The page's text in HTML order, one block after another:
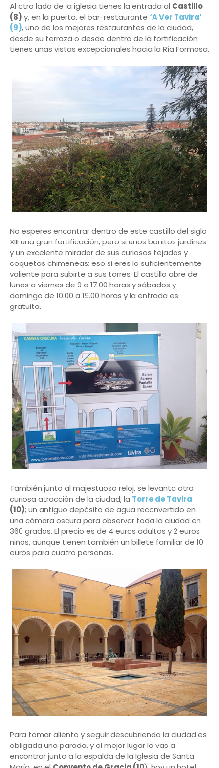
Al otro lado de la iglesia tienes la entrada al Castillo
(8) y, en la puerta, el bar-restaurante ‘A Ver Tavira’
(9), uno de los mejores restaurantes de la ciudad,
desde su terraza o desde dentro de la fortificación
tienes unas vistas excepcionales hacia la Ría Formosa.
No esperes encontrar dentro de este castillo del siglo
XIII una gran fortificación, pero si unos bonitos jardines
y un excelente mirador de sus curiosos tejados y
coquetas chimeneas; eso si eres lo suficientemente
valiente para subirte a sus torres. El castillo abre de
lunes a viernes de 9 a 17.00 horas y sábados y
domingo de 10.00 a 19.00 horas y la entrada es
gratuita.
También junto al majestuoso reloj, se levanta otra
curiosa atracción de la ciudad, la Torre de Tavira
(10); un antiguo depósito de agua reconvertido en
una cámara oscura para observar toda la ciudad en
360 grados. El precio es de 4 euros adultos y 2 euros
niños, aunque tienen también un billete familiar de 10
euros para cuatro personas.
Para tomar aliento y seguir descubriendo la ciudad es
obligada una parada, y el mejor lugar lo vas a
encontrar junto a la espalda de la Iglesia de Santa